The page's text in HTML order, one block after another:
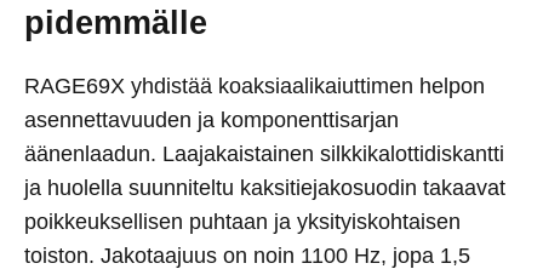
pidemmälle
RAGE69X yhdistää koaksiaalikaiuttimen helpon
asennettavuuden ja komponenttisarjan
äänenlaadun. Laajakaistainen silkkikalottidiskantti
ja huolella suunniteltu kaksitiejakosuodin takaavat
poikkeuksellisen puhtaan ja yksityiskohtaisen
toiston. Jakotaajuus on noin 1100 Hz, jopa 1,5